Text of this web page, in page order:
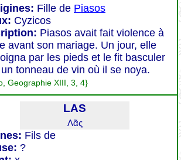
Fille de Piasos
Cyzicos
Piasos avait fait violence à
avant son mariage. Un jour, elle
par les pieds et le fit basculer
tonneau de vin où il se noya.
Geographie XIII, 3, 4}
LAS
Λᾶς
Fils de
?